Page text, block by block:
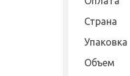
Страна
Упаковка
Объем